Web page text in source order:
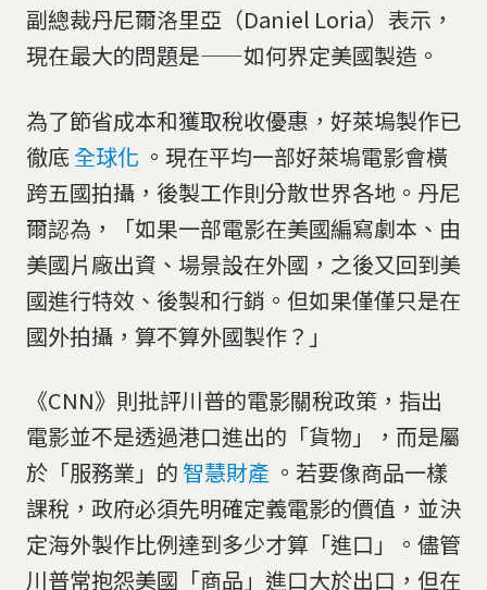
副總裁丹尼爾洛里亞（Daniel Loria）表示，
現在最大的問題是——如何界定美國製造。
為了節省成本和獲取稅收優惠，好萊塢製作已
徹底 全球化 。現在平均一部好萊塢電影會橫
跨五國拍攝，後製工作則分散世界各地。丹尼
爾認為，「如果一部電影在美國編寫劇本、由
美國片廠出資、場景設在外國，之後又回到美
國進行特效、後製和行銷。但如果僅僅只是在
國外拍攝，算不算外國製作？」
《CNN》則批評川普的電影關稅政策，指出
電影並不是透過港口進出的「貨物」，而是屬
於「服務業」的 智慧財產 。若要像商品一樣
課稅，政府必須先明確定義電影的價值，並決
定海外製作比例達到多少才算「進口」。儘管
川普常抱怨美國「商品」進口大於出口，但在